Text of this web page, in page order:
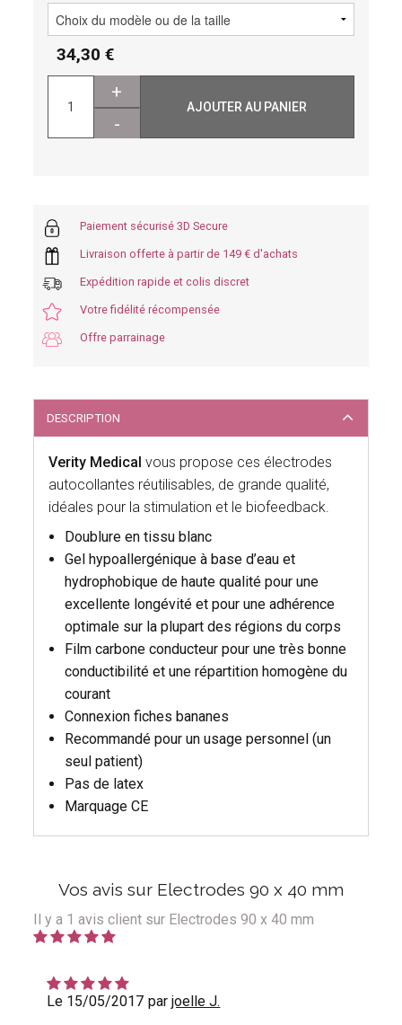
34,30
+
-
AJOUTER AU PANIER
Paiement sécurisé 3D Secure
Livraison offerte à partir de 149 € d'achats
Expédition rapide et colis discret
Votre fidélité récompensée
Offre parrainage
DESCRIPTION
Verity Medicalvous propose ces électrodes
autocollantes réutilisables, de grande qualité,
idéales pour la stimulation et le biofeedback.
Doublure en tissu blanc
Gel hypoallergénique à base d’eau et
hydrophobique de haute qualité pour une
excellente longévité et pour une adhérence
optimale sur la plupart des régions du corps
Film carbone conducteur pour une très bonne
conductibilité et une répartition homogène du
courant
Connexion fiches bananes
Recommandé pour un usage personnel (un
seul patient)
Pas de latex
Marquage CE
Vos avis sur Electrodes 90 x 40 mm
Il y a 1 avis client sur Electrodes 90 x 40 mm
Le 15/05/2017 parjoelle J.